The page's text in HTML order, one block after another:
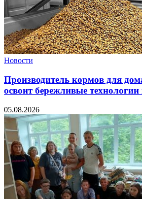
Новости
Производитель кормов для
освоит бережливые технологии
05.08.2026